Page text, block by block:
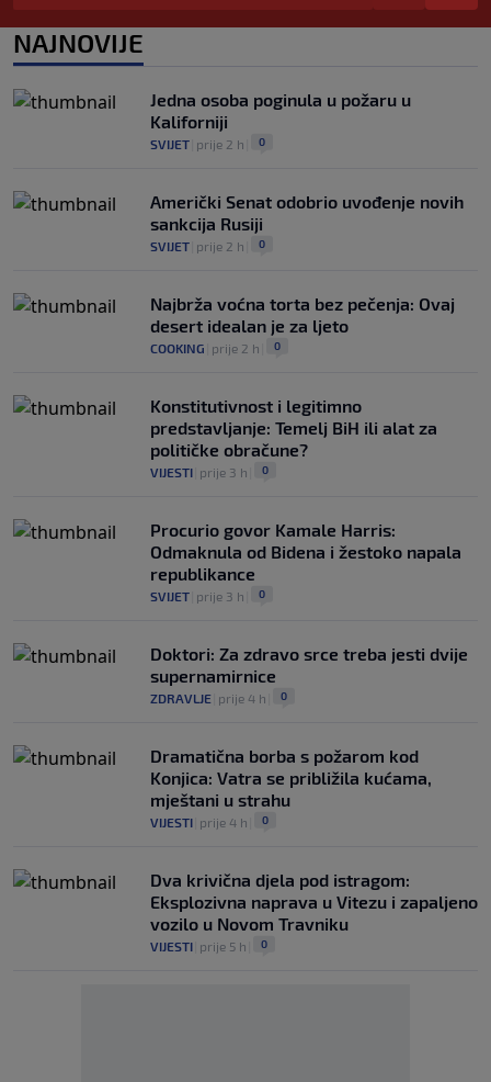
Prije nekoliko godina zaludjela je
NAJNOVIJE
Jedna osoba poginula u požaru u
Kaliforniji
SVIJET prije 2 h 0
Američki Senat odobrio uvođenje novih
sankcija Rusiji
SVIJET prije 2 h 0
Najbrža voćna torta bez pečenja: Ovaj
desert idealan je za ljeto
COOKING prije 2 h 0
Konstitutivnost i legitimno
predstavljanje: Temelj BiH ili alat za
političke obračune?
VIJESTI prije 3 h 0
Procurio govor Kamale Harris:
Odmaknula od Bidena i žestoko napala
republikance
SVIJET prije 3 h 0
Doktori: Za zdravo srce treba jesti dvije
supernamirnice
ZDRAVLJE prije 4 h 0
Dramatična borba s požarom kod
Konjica: Vatra se približila kućama,
mještani u strahu
VIJESTI prije 4 h 0
Dva krivična djela pod istragom:
Eksplozivna naprava u Vitezu i zapaljeno
vozilo u Novom Travniku
VIJESTI prije 5 h 0